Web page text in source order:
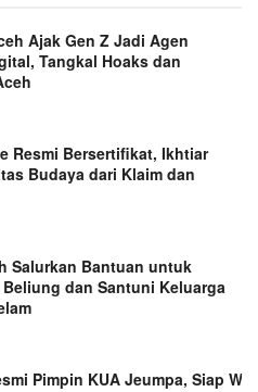
Ajak Gen Z Jadi Agen
Tangkal Hoaks dan
Resmi Bersertifikat, Ikhtiar
Budaya dari Klaim dan
Salurkan Bantuan untuk
dan Santuni Keluarga
Pimpin KUA Jeumpa, Siap